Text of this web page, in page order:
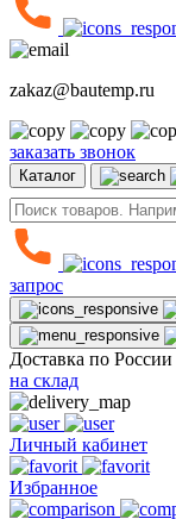
zakaz@bautemp.ru
заказать звонок
Каталог
запрос
Доставка по России
на склад
Личный кабинет
Избранное